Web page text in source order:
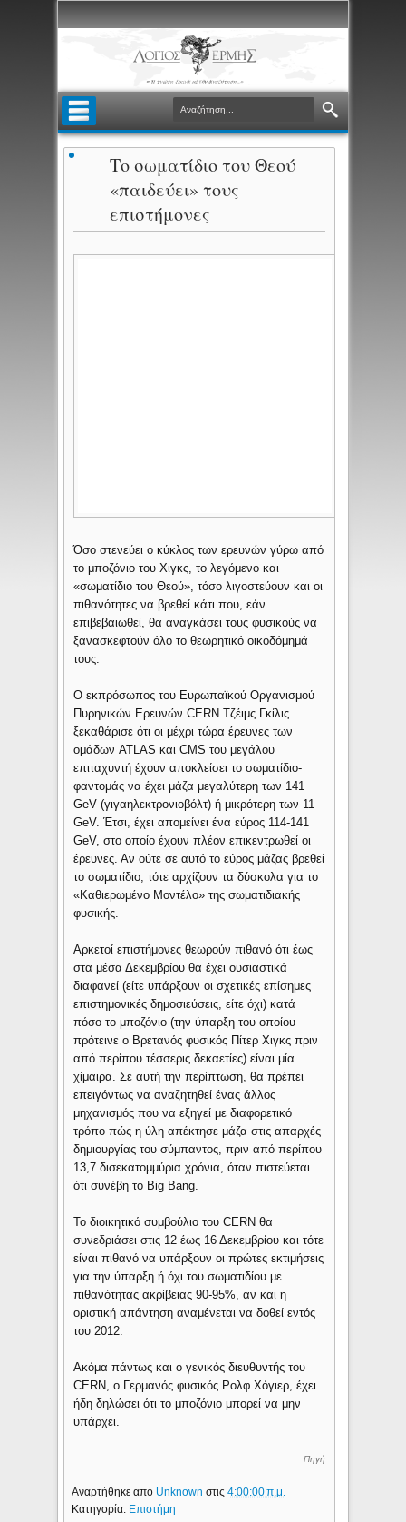
Το σωματίδιο του Θεού
«παιδεύει» τους
επιστήμονες
Όσο στενεύει ο κύκλος των ερευνών γύρω από
το μποζόνιο του Χιγκς, το λεγόμενο και
«σωματίδιο του Θεού», τόσο λιγοστεύουν και οι
πιθανότητες να βρεθεί κάτι που, εάν
επιβεβαιωθεί, θα αναγκάσει τους φυσικούς να
ξανασκεφτούν όλο το θεωρητικό οικοδόμημά
τους.
Ο εκπρόσωπος του Ευρωπαϊκού Οργανισμού
Πυρηνικών Ερευνών CERN Τζέιμς Γκίλις
ξεκαθάρισε ότι οι μέχρι τώρα έρευνες των
ομάδων ATLAS και CMS του μεγάλου
επιταχυντή έχουν αποκλείσει το σωματίδιο-
φαντομάς να έχει μάζα μεγαλύτερη των 141
GeV (γιγαηλεκτρονιοβόλτ) ή μικρότερη των 11
GeV. Έτσι, έχει απομείνει ένα εύρος 114-141
GeV, στο οποίο έχουν πλέον επικεντρωθεί οι
έρευνες. Αν ούτε σε αυτό το εύρος μάζας βρεθεί
το σωματίδιο, τότε αρχίζουν τα δύσκολα για το
«Καθιερωμένο Μοντέλο» της σωματιδιακής
φυσικής.
Αρκετοί επιστήμονες θεωρούν πιθανό ότι έως
στα μέσα Δεκεμβρίου θα έχει ουσιαστικά
διαφανεί (είτε υπάρξουν οι σχετικές επίσημες
επιστημονικές δημοσιεύσεις, είτε όχι) κατά
πόσο το μποζόνιο (την ύπαρξη του οποίου
πρότεινε ο Βρετανός φυσικός Πίτερ Χιγκς πριν
από περίπου τέσσερις δεκαετίες) είναι μία
χίμαιρα. Σε αυτή την περίπτωση, θα πρέπει
επειγόντως να αναζητηθεί ένας άλλος
μηχανισμός που να εξηγεί με διαφορετικό
τρόπο πώς η ύλη απέκτησε μάζα στις απαρχές
δημιουργίας του σύμπαντος, πριν από περίπου
13,7 δισεκατομμύρια χρόνια, όταν πιστεύεται
ότι συνέβη το Big Bang.
Το διοικητικό συμβούλιο του CERN θα
συνεδριάσει στις 12 έως 16 Δεκεμβρίου και τότε
είναι πιθανό να υπάρξουν οι πρώτες εκτιμήσεις
για την ύπαρξη ή όχι του σωματιδίου με
πιθανότητας ακρίβειας 90-95%, αν και η
οριστική απάντηση αναμένεται να δοθεί εντός
του 2012.
Ακόμα πάντως και ο γενικός διευθυντής του
CERN, ο Γερμανός φυσικός Ρολφ Χόγιερ, έχει
ήδη δηλώσει ότι το μποζόνιο μπορεί να μην
υπάρχει.
Πηγή
Αναρτήθηκε από Unknownστις4:00:00 π.μ.
Κατηγορία: Επιστήμη